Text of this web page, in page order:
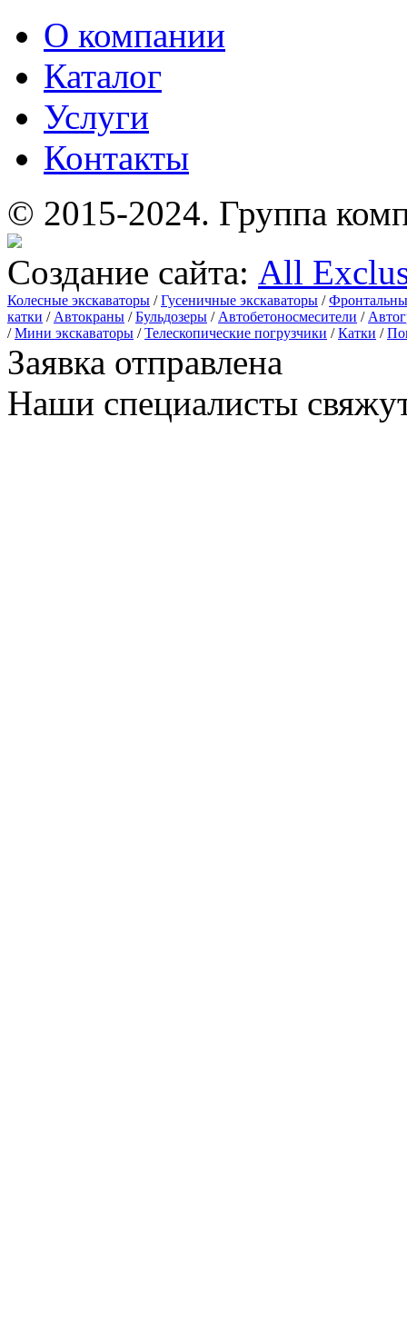
О компании
Каталог
Услуги
Контакты
© 2015-2024. Группа
Создание сайта: All
Колесные экскаваторы /Гусеничные экскаваторы /
катки / Автокраны /Бульдозеры / Автобетоносмесители /
/Мини экскаваторы /Телескопические погрузчики /Катки /
Заявка отправлена
Наши специалисты